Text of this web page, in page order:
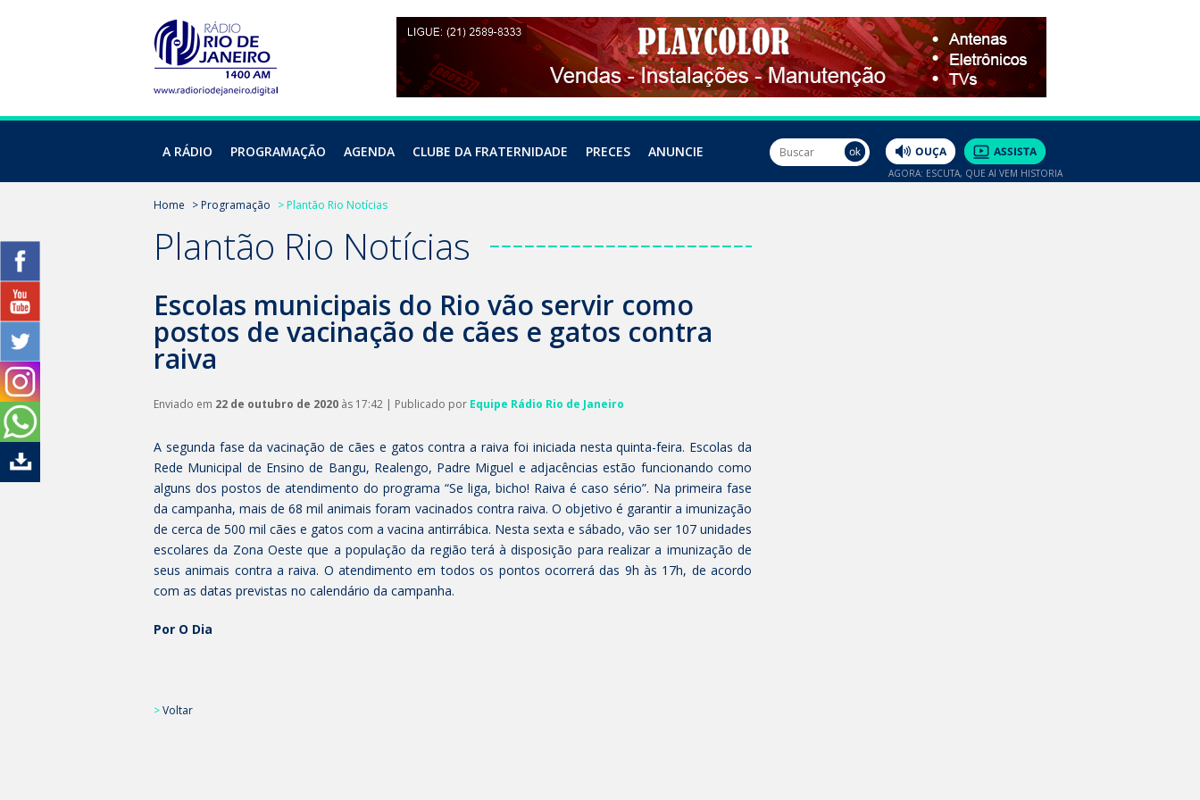
A RÁDIO PROGRAMAÇÃO AGENDA CLUBE DA FRATERNIDADE PRECES ANUNCIE
AGORA: ESCUTA, QUE AÍ VEM HISTÓRIA
Home > Programação > Plantão Rio Notícias
Plantão Rio Notícias
Escolas municipais do Rio vão servir como
postos de vacinação de cães e gatos contra
raiva
Enviado em 22 de outubro de 2020 às 17:42 | Publicado por Equipe Rádio Rio de Janeiro
A segunda fase da vacinação de cães e gatos contra a raiva foi iniciada nesta quinta-feira. Escolas da
Rede Municipal de Ensino de Bangu, Realengo, Padre Miguel e adjacências estão funcionando como
alguns dos postos de atendimento do programa “Se liga, bicho! Raiva é caso sério”. Na primeira fase
da campanha, mais de 68 mil animais foram vacinados contra raiva. O objetivo é garantir a imunização
de cerca de 500 mil cães e gatos com a vacina antirrábica. Nesta sexta e sábado, vão ser 107 unidades
escolares da Zona Oeste que a população da região terá à disposição para realizar a imunização de
seus animais contra a raiva. O atendimento em todos os pontos ocorrerá das 9h às 17h, de acordo
com as datas previstas no calendário da campanha.
Por O Dia
>Voltar